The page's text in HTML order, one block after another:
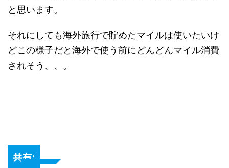
と思います。
それにしても海外旅行で貯めたマイルは使いたいけ
どこの様子だと海外で使う前にどんどんマイル消費
されそう、、。
共有: